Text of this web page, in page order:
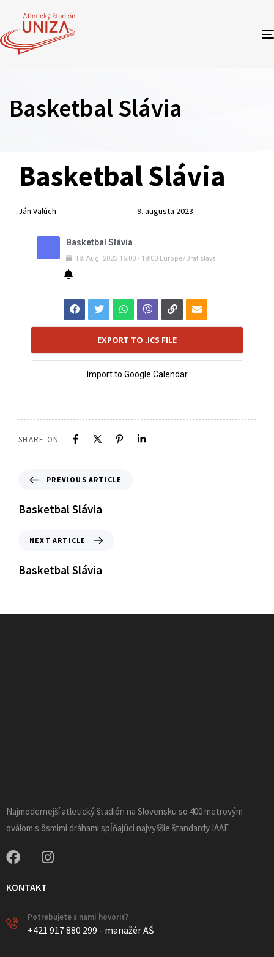
Basketbal Slávia
IN:
Basketbal Slávia
Ján Valúch
on:
9. augusta 2023
Basketbal Slávia
18. Aug. 2023 16:00 - 18:00 Europe/Bratislava
EXPORT TO .ICS FILE
Import to Google Calendar
SHARE ON
PREVIOUS ARTICLE
Basketbal Slávia
NEXT ARTICLE
Basketbal Slávia
Najmodernejší atletický štadión na Slovensku so 400 metrovým
oválom s ôsmimi dráhami spĺňajúci najvyššie štandardy IAAF.
KONTAKT
Potrebujete s nami hovoriť?
+421 917 880 299 - manažér AŠ